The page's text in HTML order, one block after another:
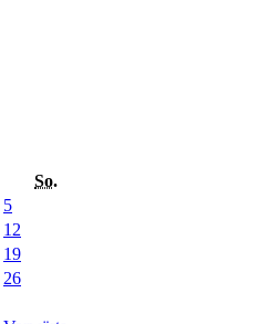
So.
5
12
19
26